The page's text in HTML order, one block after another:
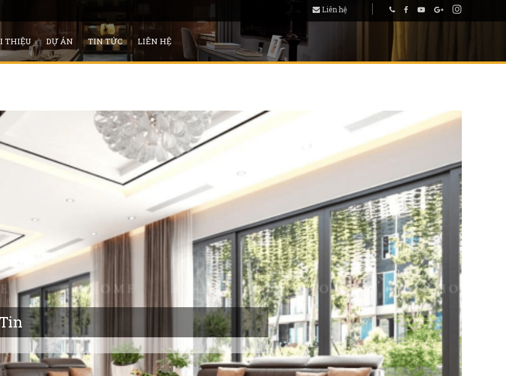
Liên hệ
THIỆU DỰ ÁN TIN TỨC LIÊN HỆ